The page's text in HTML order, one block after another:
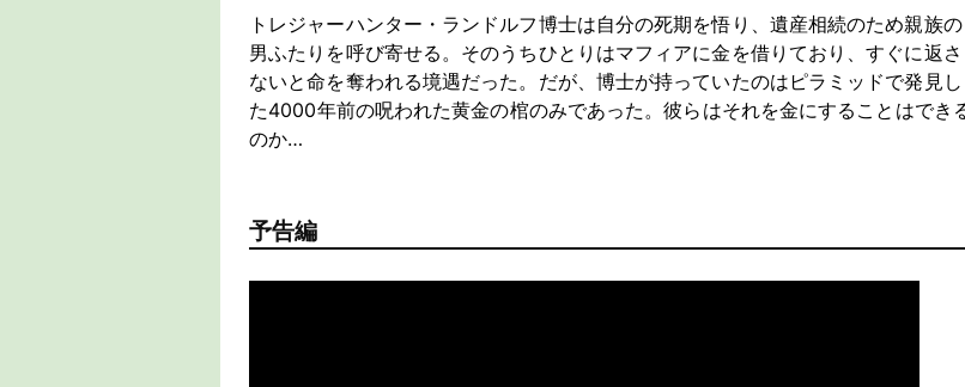
トレジャーハンター・ランドルフ博士は自分の死期を悟り、遺産相続のため親族の
男ふたりを呼び寄せる。そのうちひとりはマフィアに金を借りており、すぐに返さ
ないと命を奪われる境遇だった。だが、博士が持っていたのはピラミッドで発見し
た4000年前の呪われた黄金の棺のみであった。彼らはそれを金にすることはでき
のか…
予告編